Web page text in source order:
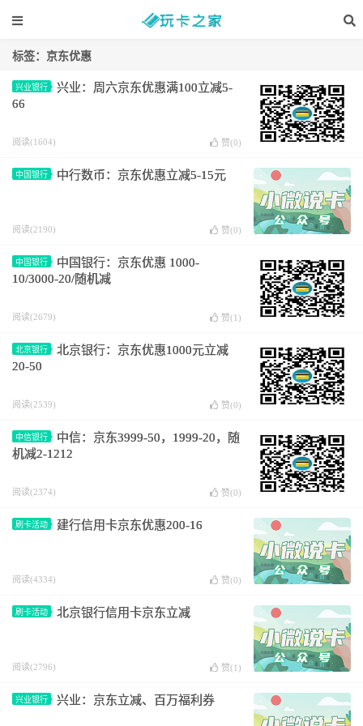
标签：京东优惠
兴业银行
兴业：周六京东优惠满100立减5-
66
阅读(1604) 赞(0)
中国银行 中行数币：京东优惠立减5-15元
阅读(2190) 赞(0)
中国银行
中国银行：京东优惠 1000-
10/3000-20/随机减
阅读(2679) 赞(1 )
北京银行
北京银行：京东优惠1000元立减
20-50
阅读(2539) 赞(0)
中信银行
中信：京东3999-50，1999-20，随
机减2-1212
阅读(2374) 赞(0)
刷卡活动 建行信用卡京东优惠200-16
阅读(4334) 赞(0)
刷卡活动 北京银行信用卡京东立减
阅读(2796) 赞(1 )
兴业银行 兴业：京东立减、百万福利券